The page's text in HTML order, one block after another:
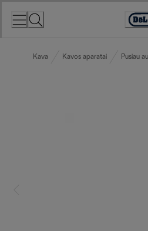
Kava Kavos aparatai Pusiau